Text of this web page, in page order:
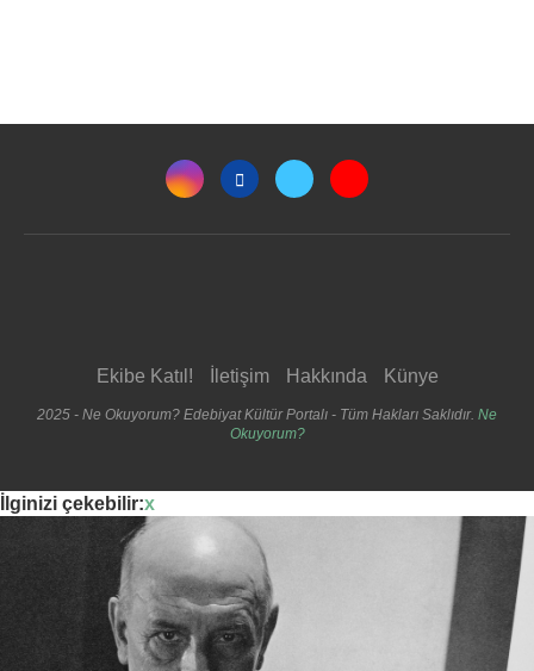
Ekibe Katıl! İletişim Hakkında Künye
2025 - Ne Okuyorum? Edebiyat Kültür Portalı - Tüm Hakları Saklıdır. Ne
Okuyorum?
İlginizi çekebilir:x